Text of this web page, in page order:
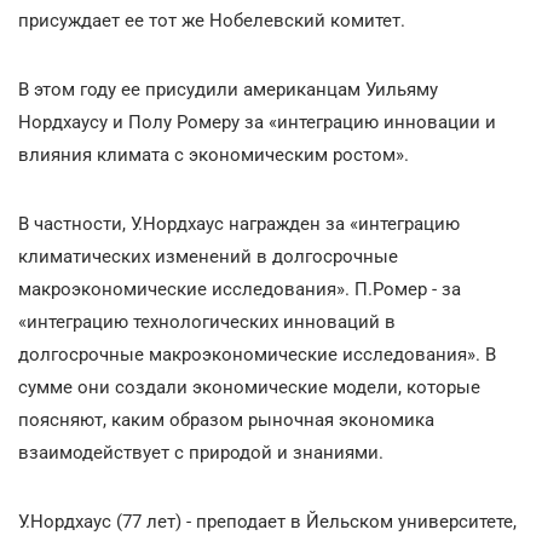
присуждает ее тот же Нобелевский комитет.
В этом году ее присудили американцам Уильяму
Нордхаусу и Полу Ромеру за «интеграцию инновации и
влияния климата с экономическим ростом».
В частности, У.Нордхаус награжден за «интеграцию
климатических изменений в долгосрочные
макроэкономические исследования». П.Ромер - за
«интеграцию технологических инноваций в
долгосрочные макроэкономические исследования». В
сумме они создали экономические модели, которые
поясняют, каким образом рыночная экономика
взаимодействует с природой и знаниями.
У.Нордхаус (77 лет) - преподает в Йельском университете,